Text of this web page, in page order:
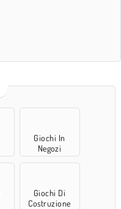
Giochi In
Negozi
Giochi Di
Costruzione